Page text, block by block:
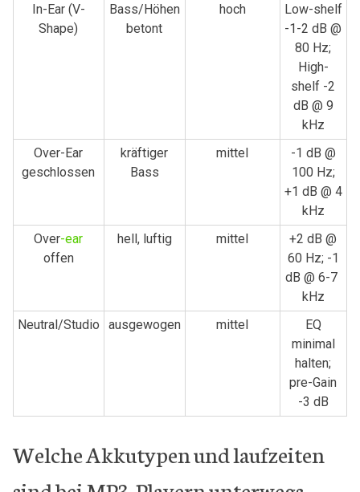
In-Ear ⁤(V-
Shape)
Bass/Höhen
betont
hoch
Low-shelf
-1-2 dB @
80 Hz;
High-
shelf -2
dB @ 9
kHz
Over-Ear
⁣geschlossen
kräftiger
Bass
mittel
-1 dB ⁤@
100 Hz;
+1 dB @ 4
⁤kHz
Over-ear
offen
hell, luftig mittel
+2 dB @
60⁤ Hz; -1
dB @ 6-7 ​
kHz
Neutral/Studio
ausgewogen mittel
EQ
minimal
halten;
pre-Gain
-3 dB
Welche Akkutypen und laufzeiten